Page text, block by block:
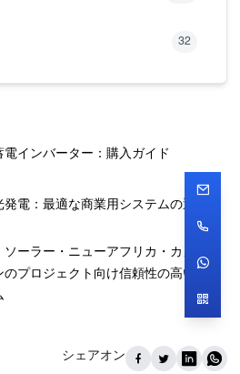
32
電インバーター：購入ガイド
電：最適な商業用システムの選び方
ーラー・ニューアフリカ・カメルー
のプロジェクト向け信頼性の高い太陽
シェアオン